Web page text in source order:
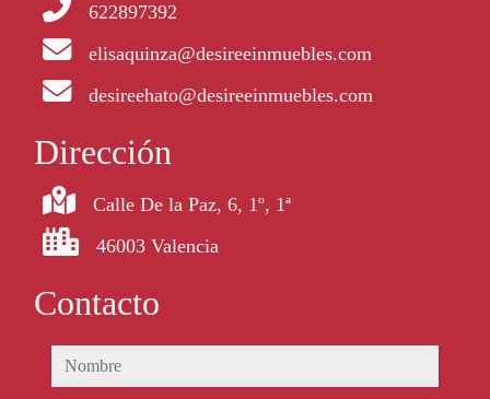
622897392
elisaquinza@desireeinmuebles.com
desireehato@desireeinmuebles.com
Dirección
Calle De la Paz, 6, 1º, 1ª
46003 Valencia
Contacto
nombre